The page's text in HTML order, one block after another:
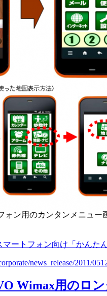
ォン用のカンタンメニュー
ートフォン向け「かんた
news_release/2011/
Wimax用のロ